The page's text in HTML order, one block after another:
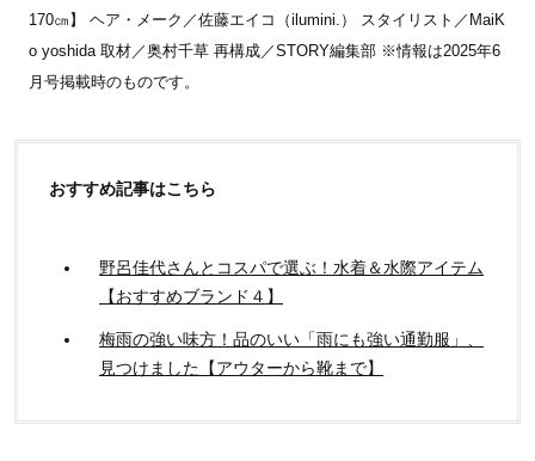
170㎝】 ヘア・メーク／佐藤エイコ（ilumini.） スタイリスト／MaiK
o yoshida 取材／奥村千草 再構成／STORY編集部 ※情報は2025年6
月号掲載時のものです。
おすすめ記事はこちら
野呂佳代さんとコスパで選ぶ！水着＆水際アイテム
【おすすめブランド４】
梅雨の強い味方！品のいい「雨にも強い通勤服」、
見つけました【アウターから靴まで】